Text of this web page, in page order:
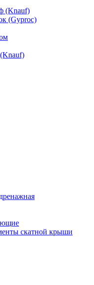
(Knauf)
(Gyproc)
скатной крыши